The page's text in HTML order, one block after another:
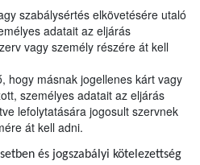
szabálysértés elkövetésére utaló
adatait az eljárás
vagy személy részére át kell
hogy másnak jogellenes kárt vagy
személyes adatait az eljárás
lefolytatására jogosult szervnek
át kell adni.
és jogszabályi kötelezettség